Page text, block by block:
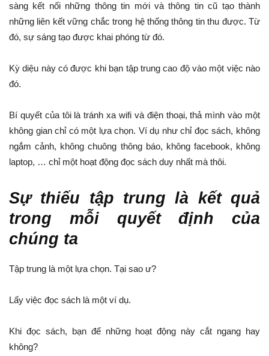
sàng kết nối những thông tin mới và thông tin cũ tạo thành
những liên kết vững chắc trong hệ thống thông tin thu được. Từ
đó, sự sáng tạo được khai phóng từ đó.
Kỳ diệu này có được khi bạn tập trung cao độ vào một việc nào
đó.
Bí quyết của tôi là tránh xa wifi và điện thoại, thả mình vào một
không gian chỉ có một lựa chọn. Ví dụ như chỉ đọc sách, không
ngắm cảnh, không chuông thông báo, không facebook, không
laptop, … chỉ một hoạt động đọc sách duy nhất mà thôi.
Sự thiếu tập trung là kết quả
trong mỗi quyết định của
chúng ta
Tập trung là một lựa chọn. Tại sao ư?
Lấy việc đọc sách là một ví dụ.
Khi đọc sách, bạn để những hoạt động này cắt ngang hay
không?